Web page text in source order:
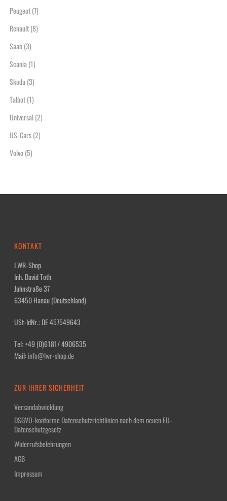
Peugeot(7)
Renault(8)
Saab(3)
Scania(1)
Skoda(3)
Talbot(1)
Universal(2)
US-Cars(2)
Volvo(5)
KONTAKT
LWR-Shop
Inh. David Toth
Jahnstraße 37
63450 Hanau (Deutschland)
USt-IdNr.: DE 457549643
Tel: +49 (0)6181/ 4906535
Mail:info@lwr-shop.de
ZUR IHRER SICHERHEIT
Versandabwicklung
DSGVO-konforme Datenschutzrichtlinien nach dem neuen EU-
Datenschutzgesetz
Widerrufsbelehrungen
AGB
Impressum